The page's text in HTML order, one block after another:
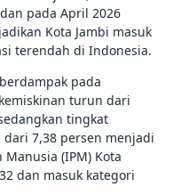
pada April 2026
Kota Jambi masuk
terendah di Indonesia.
pada
turun dari
tingkat
7,38 persen menjadi
(IPM) Kota
dan masuk kategori